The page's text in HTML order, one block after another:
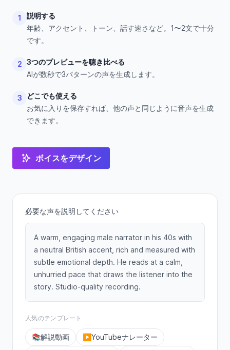
1
説明する
年齢、アクセント、トーン、話す速さなど。1〜2文で十分
です。
2 3つのプレビューを聴き比べる
AIが数秒で3パターンの声を生成します。
3
どこでも使える
お気に入りを保存すれば、他の声と同じように音声を生成
できます。
ボイスをデザイン
必要な声を説明してください
A warm, engaging male narrator in his 40s with
a neutral British accent, rich and measured with
subtle emotional depth. He reads at a calm,
unhurried pace that draws the listener into the
story. Studio-quality recording.
人気のテンプレート
📚解説動画 ▶️ YouTubeナレーター